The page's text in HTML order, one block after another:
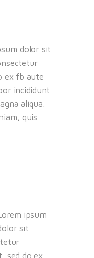
dolor sit
ex fb aute
incididunt
aliqua.
quis
ipsum
sit
sed do ex